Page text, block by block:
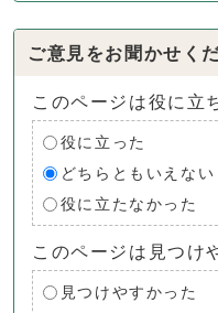
ご意見をお聞かせく
このページは役に立
役に立った
どちらともいえない
役に立たなかった
このページは見つけ
見つけやすかった